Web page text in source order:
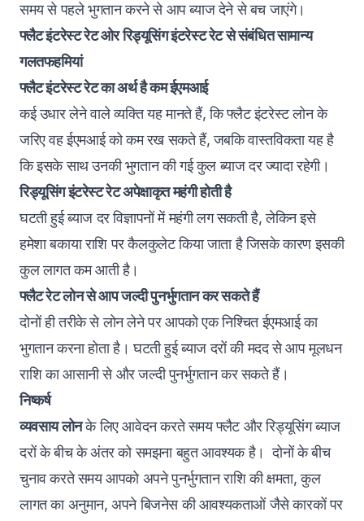
समय से पहले भुगतान करने से आप ब्याज देने से बच जाएंगे।
फ्लैट इंटरेस्ट रेट ओर रिड्यूसिंग इंटरेस्ट रेट से संबंधित सामान्य
गलतफहमियां
फ्लैट इंटरेस्ट रेट का अर्थ है कम ईएमआई
कई उधार लेने वाले व्यक्ति यह मानते हैं, कि फ्लैट इंटरेस्ट लोन के
जरिए वह ईएमआई को कम रख सकते हैं, जबकि वास्तविकता यह है
कि इसके साथ उनकी भुगतान की गई कुल ब्याज दर ज्यादा रहेगी।
रिड्यूसिंग इंटरेस्ट रेट अपेक्षाकृत महंगी होती है
घटती हुई ब्याज दर विज्ञापनों में महंगी लग सकती है, लेकिन इसे
हमेशा बकाया राशि पर कैलकुलेट किया जाता है जिसके कारण इसकी
कुल लागत कम आती है‌।
फ्लैट रेट लोन से आप जल्दी पुनर्भुगतान कर सकते हैं
दोनों ही तरीके से लोन लेने पर आपको एक निश्चित ईएमआई का
भुगतान करना होता है। घटती हुई ब्याज दरों की मदद से आप मूलधन
राशि का आसानी से और जल्दी पुनर्भुगतान कर सकते हैं।
निष्कर्ष
व्यवसाय लोनके लिए आवेदन करते समय फ्लैट और रिड्यूसिंग ब्याज
दरों के बीच के अंतर को समझना बहुत आवश्यक है। दोनों के बीच
चुनाव करते समय आपको अपने पुनर्भुगतान राशि की क्षमता, कुल
लागत का अनुमान, अपने बिजनेस की आवश्यकताओं जैसे कारकों पर